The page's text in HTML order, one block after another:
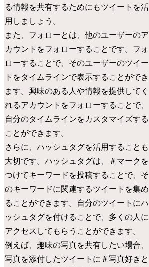
る情報を共有するためにもツイートを活
用しましょう。
また、フォローとは、他のユーザーのア
カウントをフォローすることです。フォ
ローすることで、そのユーザーのツイー
トをタイムラインで表示することができ
ます。興味のある人や情報を提供してく
れるアカウントをフォローすることで、
自分のタイムラインをカスタマイズする
ことができます。
さらに、ハッシュタグを活用することも
大切です。ハッシュタグは、＃マークを
つけてキーワードを投稿することで、そ
のキーワードに関連するツイートを集め
ることができます。自分のツイートにハ
ッシュタグを付けることで、多くの人に
アクセスしてもらうことができます。
例えば、趣味の写真を共有したい場合、
写真を添付したツイートに＃写真好きと